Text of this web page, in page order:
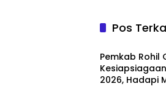
Pos
POLRI
Pemkab Rohil
2026, Hadapi
POLRI